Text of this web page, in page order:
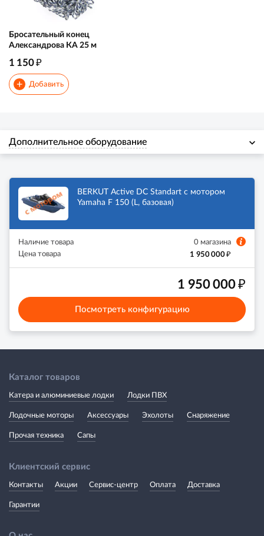
Бросательный конец
Александрова КА 25 м
1 150₽
+ Добавить
Дополнительное оборудование
BERKUT Active DC Standart с мотором
Yamaha F 150 (L, базовая)
Наличие товара
0 магазина
Цена товара
1 950 000₽
1 950 000₽
Посмотреть конфигурацию
Каталог товаров
Катера и алюминиевые лодки Лодки ПВХ
Лодочные моторы Аксессуары Эхолоты Снаряжение
Прочая техника Сапы
Клиентский сервис
Контакты Акции Сервис-центр Оплата Доставка
Гарантии